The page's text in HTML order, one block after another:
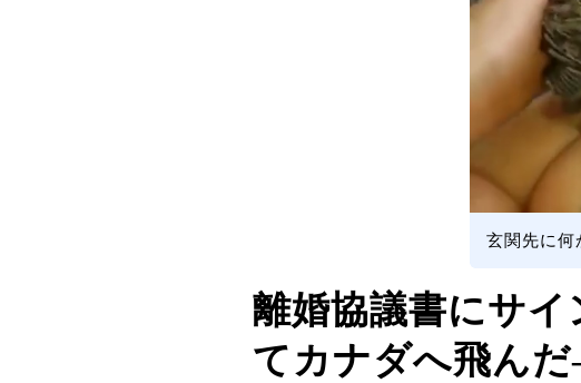
玄関先に何
離婚協議書にサ
てカナダへ飛ん